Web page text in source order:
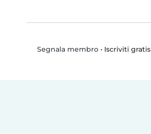
Segnala membro• Iscriviti gratis